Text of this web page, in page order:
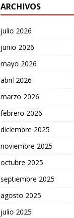
ARCHIVOS
julio 2026
junio 2026
mayo 2026
abril 2026
marzo 2026
febrero 2026
diciembre 2025
noviembre 2025
octubre 2025
septiembre 2025
agosto 2025
julio 2025